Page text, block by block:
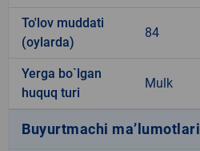
To'lov muddati
(oylarda)
84
Yerga bo`lgan
huquq turi
Mulk
Buyurtmachi ma’lumotlari